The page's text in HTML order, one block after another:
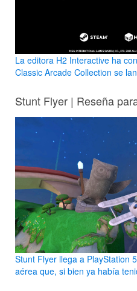
La editora H2 Interactive ha
Classic Arcade Collection se
Stunt Flyer | Reseña
Stunt Flyer llega a PlayStation
aérea que, si bien ya había